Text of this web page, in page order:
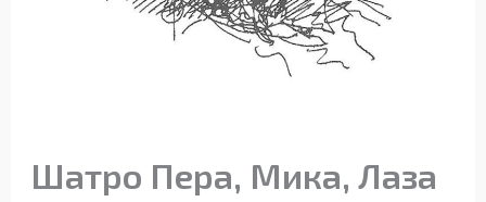
Шатро Пера, Мика, Лаза